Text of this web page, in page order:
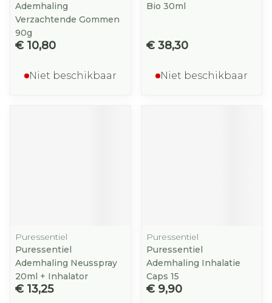
Ademhaling
Verzachtende Gommen
90g
€ 10,80
Niet beschikbaar
Bio 30ml
€ 38,30
Niet beschikbaar
Puressentiel
Puressentiel
Ademhaling Neusspray
20ml + Inhalator
€ 13,25
Puressentiel
Puressentiel
Ademhaling Inhalatie
Caps 15
€ 9,90